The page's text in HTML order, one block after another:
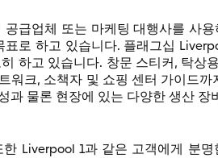
급업체 또는 마케팅 대행사를 사용
로 하고 있습니다. 플래그십
하고 있습니다. 창문 스티커, 탁상
워크, 소책자 및 쇼핑 센터 가이드까
과 물론 현장에 있는 다양한 생산 장
한 Liverpool 1과 같은 고객에게 분